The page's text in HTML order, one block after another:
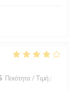
Ποιότητα / Τιμή :